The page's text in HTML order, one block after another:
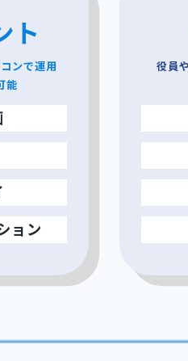
ト
ンで運用
能
ョン
役員